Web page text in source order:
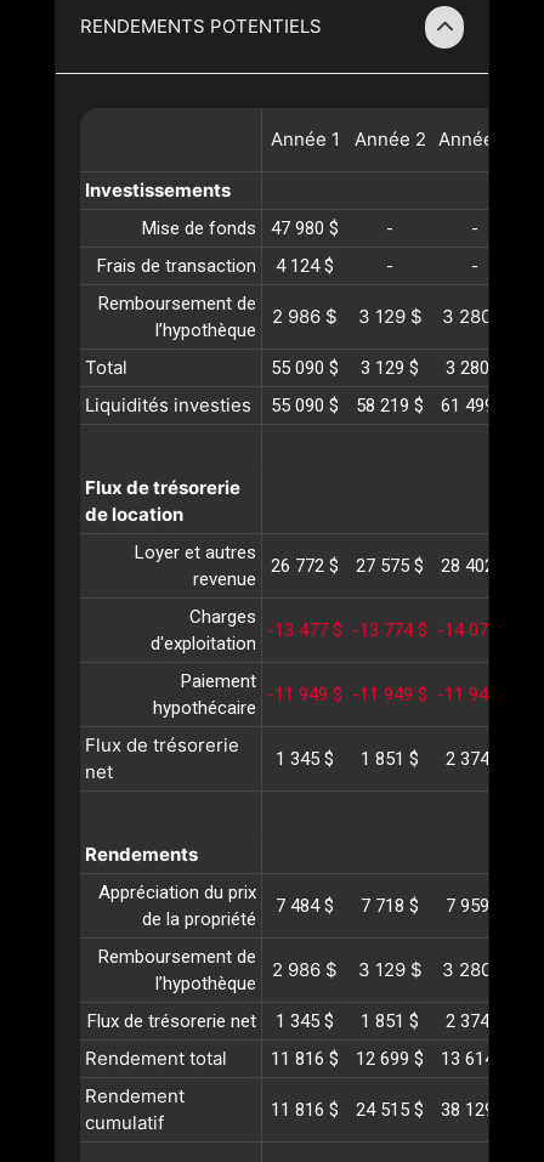
RENDEMENTS POTENTIELS
Année 1 Année 2 Année
Investissements
Mise de fonds 47 980 $ -
-
Frais de transaction
4 124 $ -
-
Remboursement de
l’hypothèque
2 986 $ 3 129 $ 3 280 $
Total 55 090 $ 3 129 $ 3 280 $
Liquidités investies 55 090 $ 58 219 $ 61 499 $
Flux de trésorerie
de location
Loyer et autres
revenue
26 772 $ 27 575 $ 28 402 $
Charges
d'exploitation
-13 477 $ -13 774 $ -14 078 $
Paiement
hypothécaire
-11 949 $ -11 949 $ -11 949 $
Flux de trésorerie
net
1 345 $ 1 851 $ 2 374 $
Rendements
Appréciation du prix
de la propriété
7 484 $ 7 718 $ 7 959 $
Remboursement de
l’hypothèque
2 986 $ 3 129 $ 3 280 $
Flux de trésorerie net 1 345 $ 1 851 $ 2 374 $
Rendement total 11 816 $ 12 699 $ 13 614 $
Rendement
cumulatif
11 816 $ 24 515 $ 38 129 $